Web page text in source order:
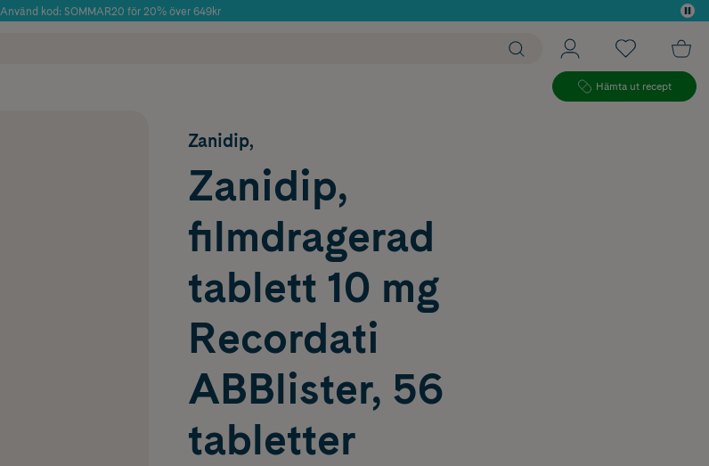
Använd kod: SOMMAR20 för 20% över 649kr
Hämta ut recept
Zanidip,
Zanidip,
filmdragerad
tablett 10 mg
Recordati
ABBlister, 56
tabletter